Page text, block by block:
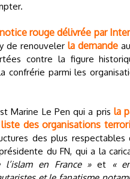
notice rouge délivrée par
de renouveler la demande
contre la figure
confrérie parmi les
Marine Le Pen qui a pris la
des organisations
des plus
du FN, qui a la
l’islam en France »et «